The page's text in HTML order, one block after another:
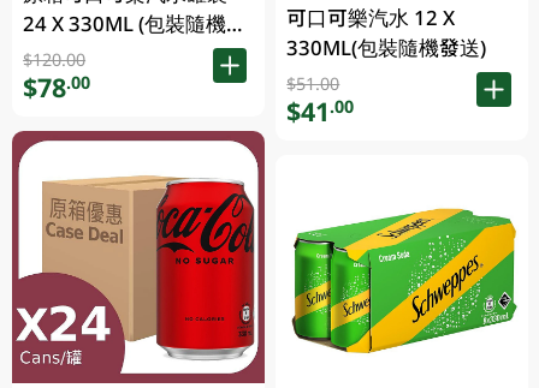
24 X 330ML (包裝隨機發
送)
$120.00
$78.00
可口可樂汽水 12 X
330ML(包裝隨機發送)
$51.00
$41.00